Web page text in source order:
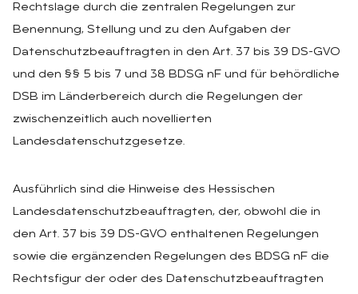
Rechtslage durch die zentralen Regelungen zur
Benennung, Stellung und zu den Aufgaben der
Datenschutzbeauftragten in den Art. 37 bis 39 DS-GVO
und den §§ 5 bis 7 und 38 BDSG nF und für behördliche
DSB im Länderbereich durch die Regelungen der
zwischenzeitlich auch novellierten
Landesdatenschutzgesetze.
Ausführlich sind die Hinweise des Hessischen
Landesdatenschutzbeauftragten, der, obwohl die in
den Art. 37 bis 39 DS-GVO enthaltenen Regelungen
sowie die ergänzenden Regelungen des BDSG nF die
Rechtsfigur der oder des Datenschutzbeauftragten